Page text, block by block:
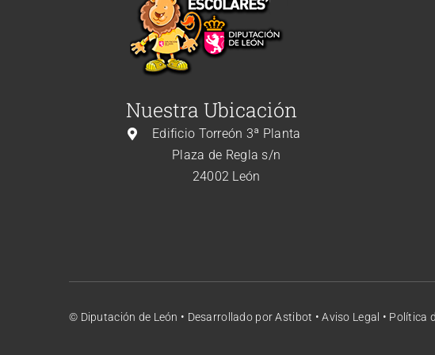
Nuestra Ubicación
Edificio Torreón 3ª Planta
Plaza de Regla s/n
24002 León
© Diputación de León • Desarrollado por Astibot •Aviso Legal • Política